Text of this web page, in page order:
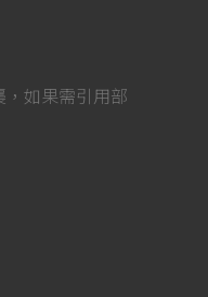
如果需引用部